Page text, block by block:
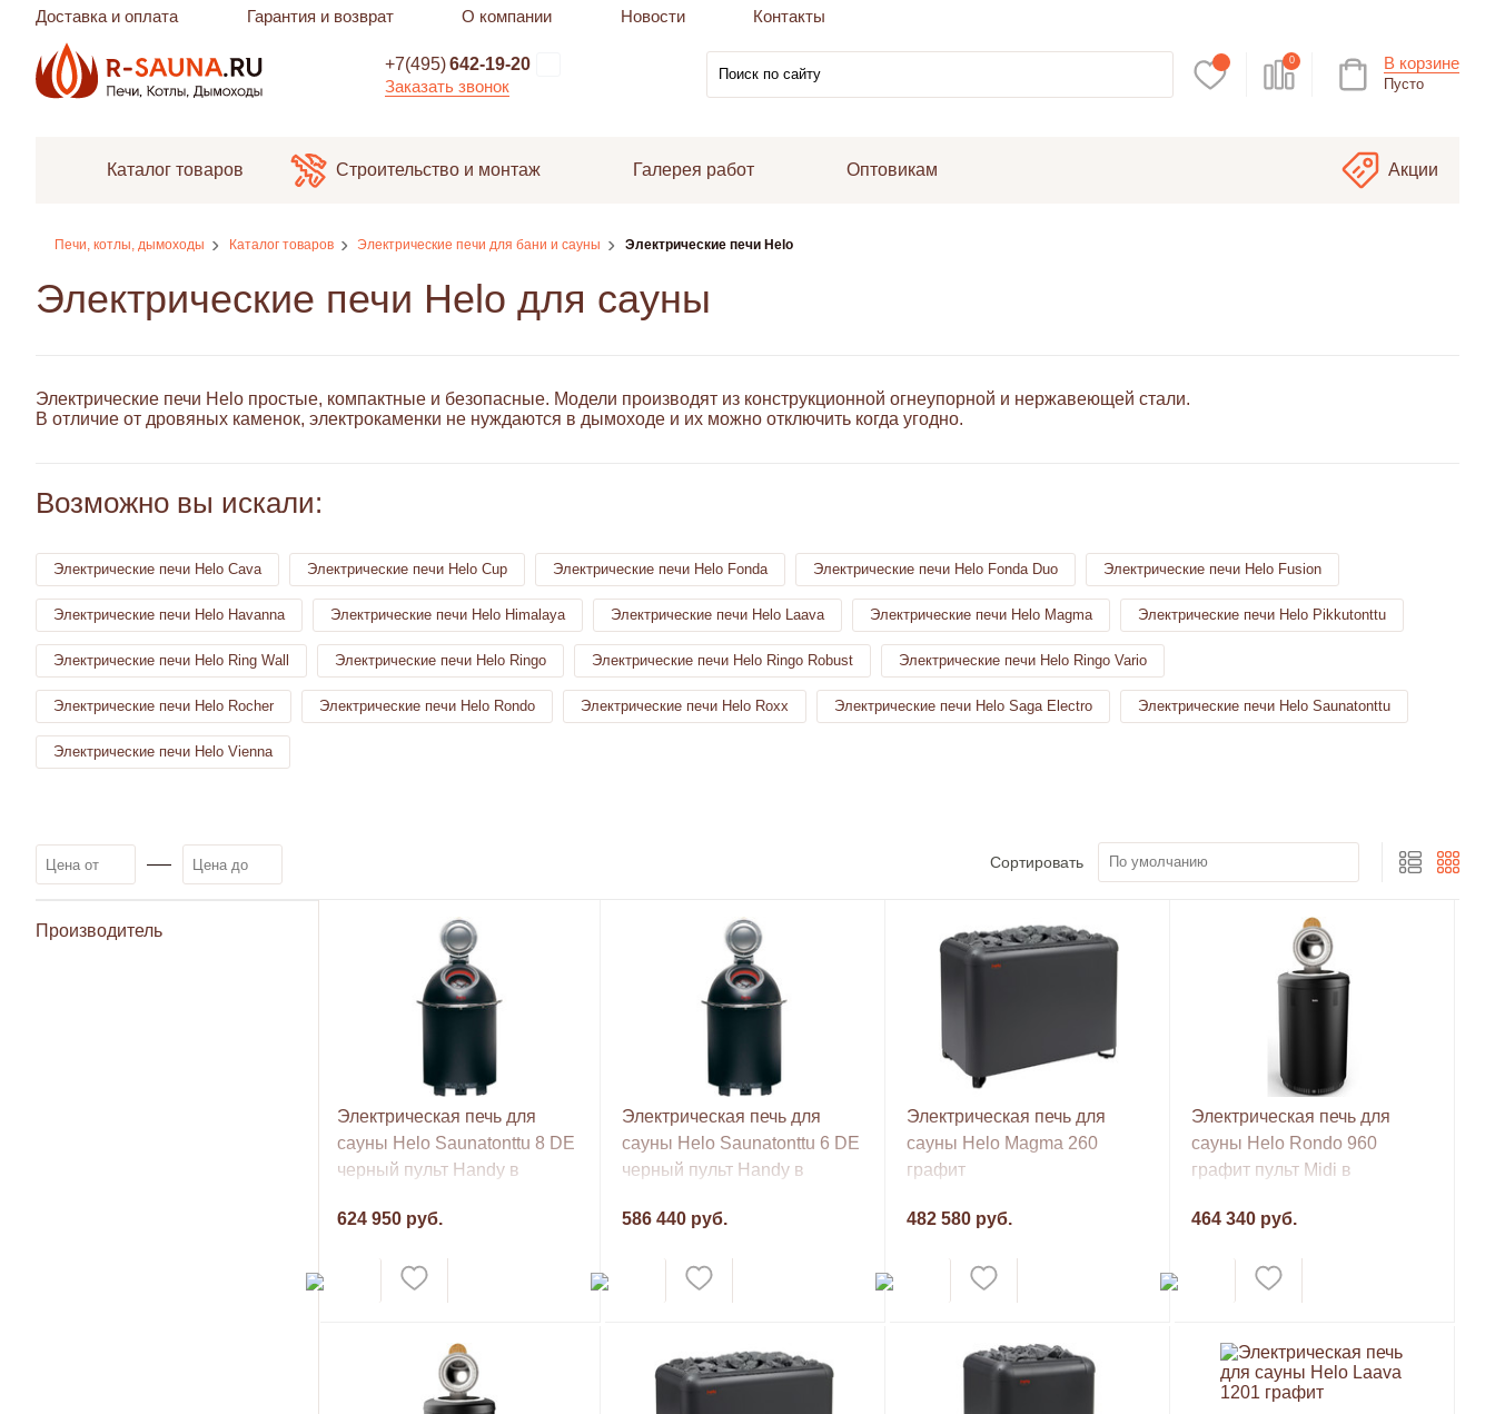
Доставка и оплата Гарантия и возврат О компании Новости Контакты
+7(495)642-19-20
Заказать звонок
0 В корзине
Пусто
Каталог товаров Строительство и монтаж Галерея работ Оптовикам Акции
Печи, котлы, дымоходы Каталог товаров Электрические печи для бани и сауны Электрические печи Helo
Электрические печи Helo для сауны
Электрические печи Helo простые, компактные и безопасные. Модели производят из конструкционной огнеупорной и нержавеющей стали.
В отличие от дровяных каменок, электрокаменки не нуждаются в дымоходе и их можно отключить когда угодно.
Возможно вы искали:
Электрические печи Helo Cava Электрические печи Helo Cup Электрические печи Helo Fonda Электрические печи Helo Fonda Duo Электрические печи Helo Fusion
Электрические печи Helo Havanna Электрические печи Helo Himalaya Электрические печи Helo Laava Электрические печи Helo Magma Электрические печи Helo Pikkutonttu
Электрические печи Helo Ring Wall Электрические печи Helo Ringo Электрические печи Helo Ringo Robust Электрические печи Helo Ringo Vario
Электрические печи Helo Rocher Электрические печи Helo Rondo Электрические печи Helo Roxx Электрические печи Helo Saga Electro Электрические печи Helo Saunatonttu
Электрические печи Helo Vienna
Сортировать По умолчанию
Производитель
Электрическая печь для
сауны Helo Saunatonttu 8 DE
черный пульт Handy в
624 950 руб.
Электрическая печь для
сауны Helo Saunatonttu 6 DE
черный пульт Handy в
586 440 руб.
Электрическая печь для
сауны Helo Magma 260
графит
482 580 руб.
Электрическая печь для
сауны Helo Rondo 960
графит пульт Midi в
464 340 руб.